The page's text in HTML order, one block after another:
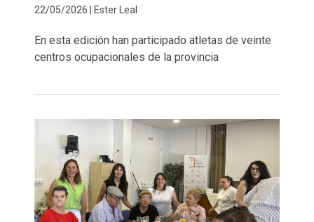
22/05/2026 | Ester Leal
En esta edición han participado atletas de veinte
centros ocupacionales de la provincia